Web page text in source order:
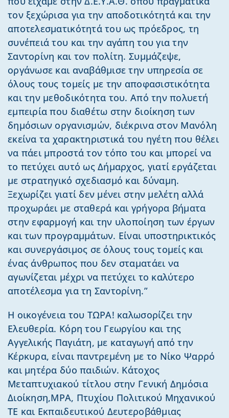
τον ξεχώρισα για την αποδοτικότητά και την
αποτελεσματικότητά του ως πρόεδρος, τη
συνέπειά του και την αγάπη του για την
Σαντορίνη και τον πολίτη. Συμμάζεψε,
οργάνωσε και αναβάθμισε την υπηρεσία σε
όλους τους τομείς με την αποφασιστικότητα
και την μεθοδικότητα του. Από την πολυετή
εμπειρία που διαθέτω στην διοίκηση των
δημόσιων οργανισμών, διέκρινα στον Μανόλη
εκείνα τα χαρακτηριστικά του ηγέτη που θέλει
να πάει μπροστά τον τόπο του και μπορεί να
το πετύχει αυτό ως Δήμαρχος, γιατί εργάζεται
με στρατηγικό σχεδιασμό και δύναμη.
Ξεχωρίζει γιατί δεν μένει στην μελέτη αλλά
προχωράει με σταθερά και γρήγορα βήματα
στην εφαρμογή και την υλοποίηση των έργων
και των προγραμμάτων. Είναι υποστηρικτικός
και συνεργάσιμος σε όλους τους τομείς και
ένας άνθρωπος που δεν σταματάει να
αγωνίζεται μέχρι να πετύχει το καλύτερο
αποτέλεσμα για τη Σαντορίνη.”
Η οικογένεια του ΤΩΡΑ! καλωσορίζει την
Ελευθερία. Κόρη του Γεωργίου και της
Αγγελικής Παγιάτη, με καταγωγή από την
Κέρκυρα, είναι παντρεμένη με το Νίκο Ψαρρό
και μητέρα δύο παιδιών. Κάτοχος
Μεταπτυχιακού τίτλου στην Γενική Δημόσια
Διοίκηση,MPA, Πτυχίου Πολιτικού Μηχανικού
ΤΕ και Εκπαιδευτικού Δευτεροβάθμιας